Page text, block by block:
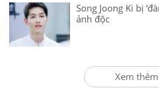
Song Joong Ki bị
ảnh độc
Xem thêm